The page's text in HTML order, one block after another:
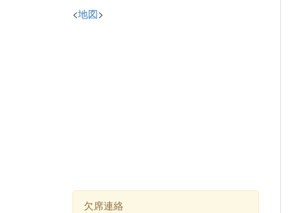
<地図>
欠席連絡